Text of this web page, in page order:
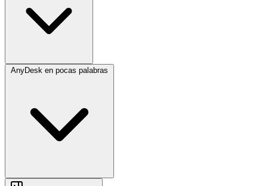
AnyDesk en pocas palabras